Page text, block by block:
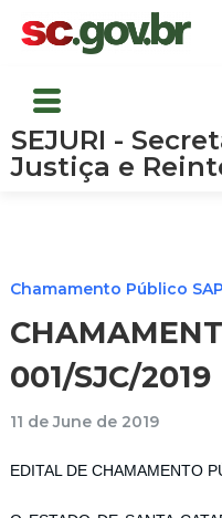
SEJURI -
Justiça e
Chamamento Público SAP
001/SJC/2019
11 de June de 2019
EDITAL DE CHAMAMENTO